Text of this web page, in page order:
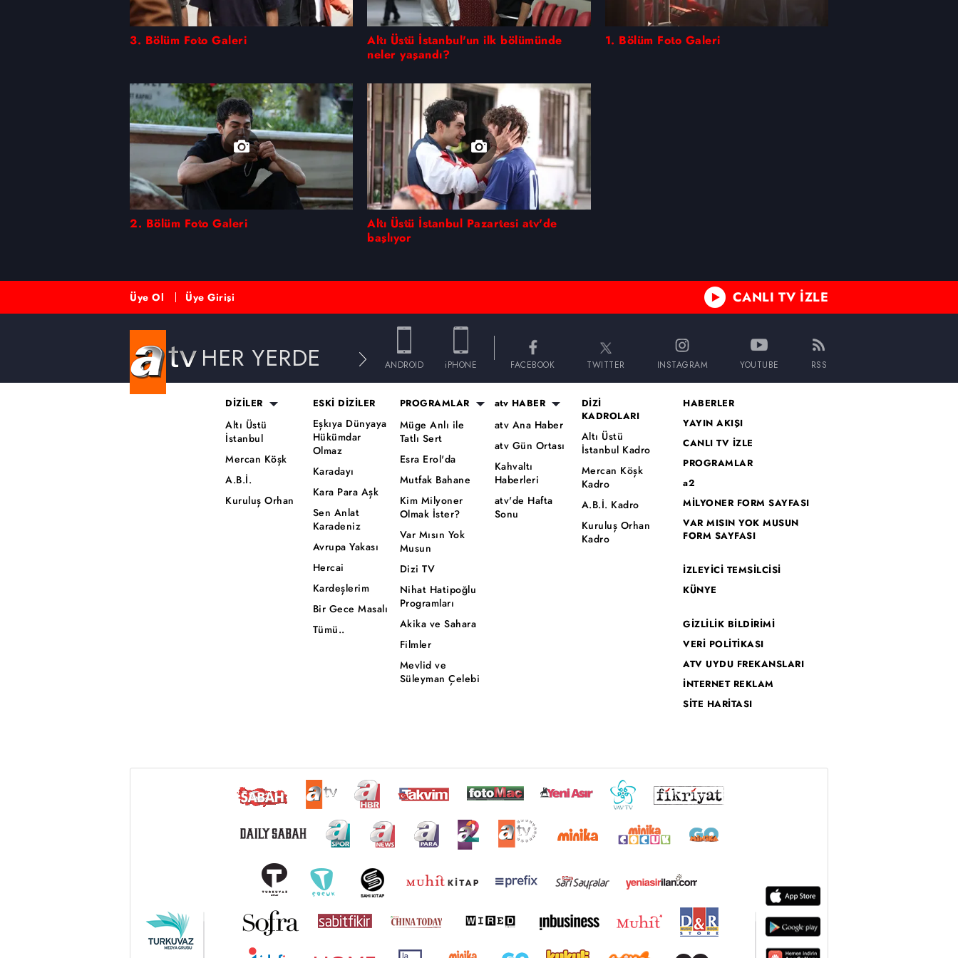
Çerezlere ilişkin tercihlerinizi aşağıda yer alan panel vasıtasıyla belirleyebilirsiniz. Çerezlere ilişkin detaylı bilgi için Ayarlar
butonuna tıklayabilir,
Çerez Bilgilendirme Metnimiziziyaret edebilirsiniz.
6698 sayılı Kişisel Verilerin Korunması Kanunu uyarınca hazırlanmış Aydınlatma Metnimizi okumak ve sitemizde ilgili
mevzuata uygun olarak kullanılan çerezlerle ilgili bilgi almak için lütfen
tıklayınız.
3. Bölüm Foto Galeri
Altı Üstü İstanbul'un ilk bölümünde
neler yaşandı?
1. Bölüm Foto Galeri
2. Bölüm Foto Galeri
Altı Üstü İstanbul Pazartesi atv'de
başlıyor
Üye Ol Üye Girişi CANLI TV İZLE
HER YERDE ANDROID iPHONE FACEBOOK TWITTER INSTAGRAM YOUTUBE RSS
DİZİLER
Altı Üstü
İstanbul
Mercan Köşk
A.B.İ.
Kuruluş Orhan
ESKİ DİZİLER
Eşkıya Dünyaya
Hükümdar
Olmaz
Karadayı
Kara Para Aşk
Sen Anlat
Karadeniz
Avrupa Yakası
Hercai
Kardeşlerim
Bir Gece Masalı
Tümü..
PROGRAMLAR
Müge Anlı ile
Tatlı Sert
Esra Erol'da
Mutfak Bahane
Kim Milyoner
Olmak İster?
Var Mısın Yok
Musun
Dizi TV
Nihat Hatipoğlu
Programları
Akika ve Sahara
Filmler
Mevlid ve
Süleyman Çelebi
atv HABER
atv Ana Haber
atv Gün Ortası
Kahvaltı
Haberleri
atv'de Hafta
Sonu
DİZİ
KADROLARI
Altı Üstü
İstanbul Kadro
Mercan Köşk
Kadro
A.B.İ. Kadro
Kuruluş Orhan
Kadro
HABERLER
YAYIN AKIŞI
CANLI TV İZLE
PROGRAMLAR
a2
MİLYONER FORM SAYFASI
VAR MISIN YOK MUSUN
FORM SAYFASI
İZLEYİCİ TEMSİLCİSİ
KÜNYE
GİZLİLİK BİLDİRİMİ
VERİ POLİTİKASI
ATV UYDU FREKANSLARI
İNTERNET REKLAM
SİTE HARİTASI